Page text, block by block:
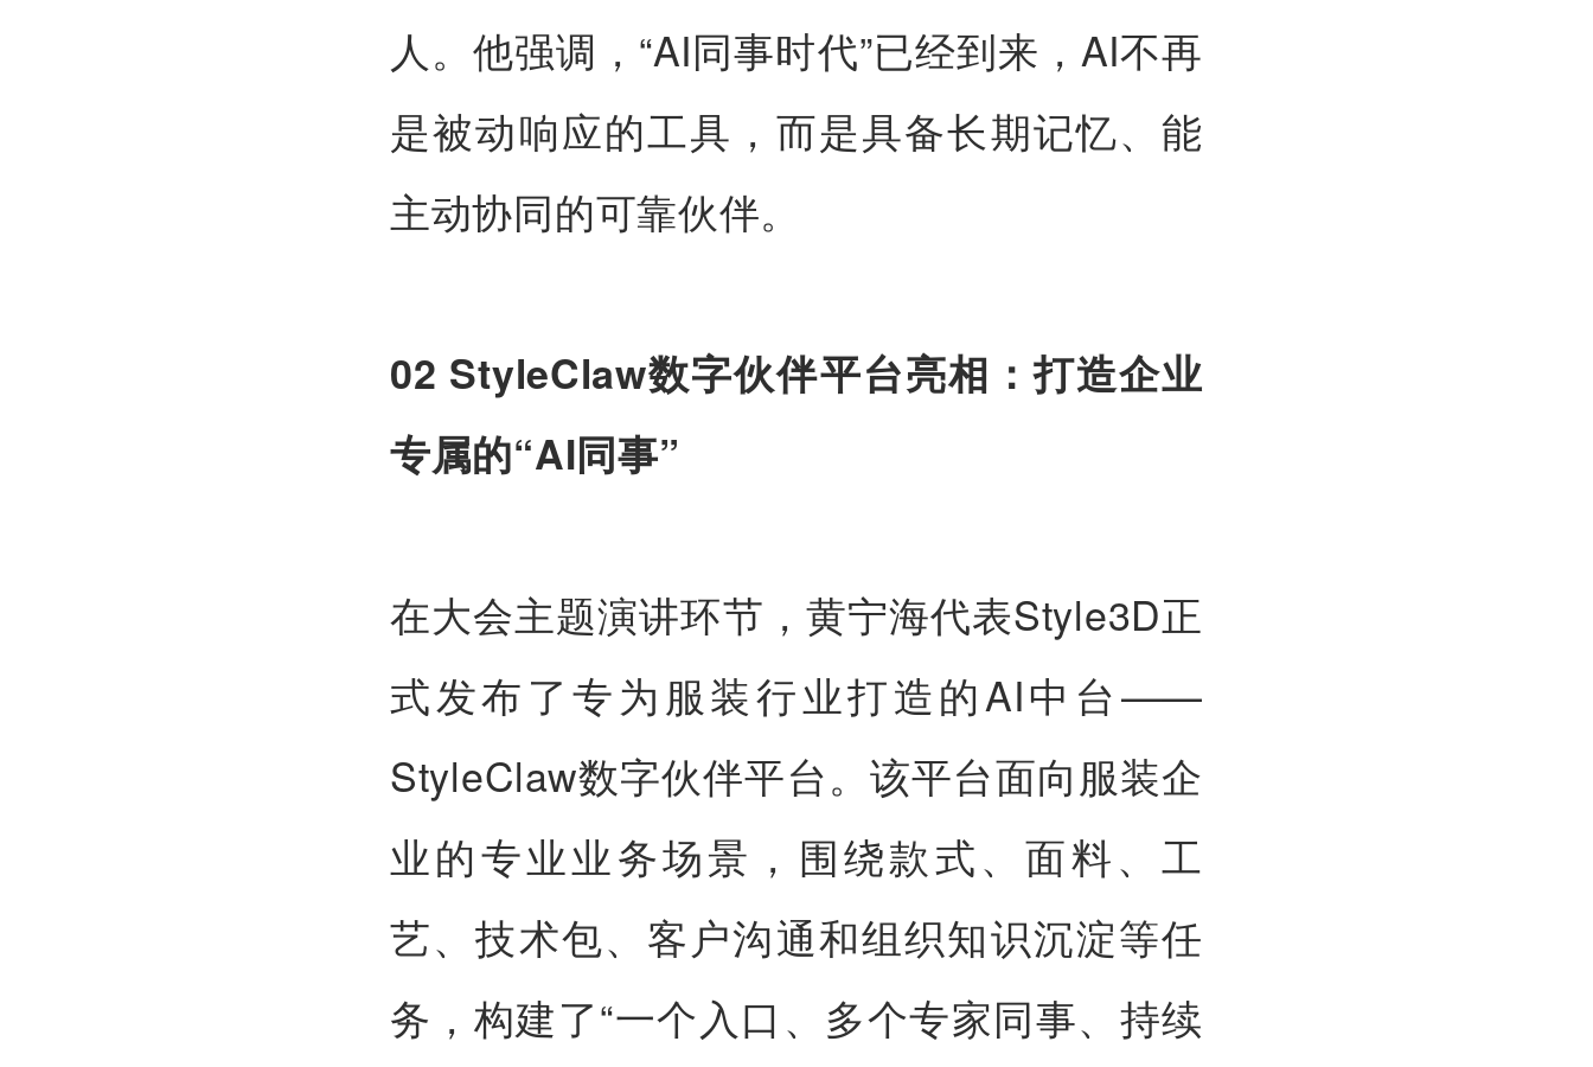
人。他强调，“AI同事时代”已经到来，AI不再
是被动响应的工具，而是具备长期记忆、能
主动协同的可靠伙伴。
02 StyleClaw数字伙伴平台亮相：打造企业
专属的“AI同事”
在大会主题演讲环节，黄宁海代表Style3D正
式发布了专为服装行业打造的AI中台——
StyleClaw数字伙伴平台。该平台面向服装企
业的专业业务场景，围绕款式、面料、工
艺、技术包、客户沟通和组织知识沉淀等任
务，构建了“一个入口、多个专家同事、持续